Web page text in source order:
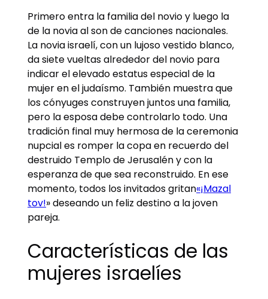
Primero entra la familia del novio y luego la
de la novia al son de canciones nacionales.
La novia israelí, con un lujoso vestido blanco,
da siete vueltas alrededor del novio para
indicar el elevado estatus especial de la
mujer en el judaísmo. También muestra que
los cónyuges construyen juntos una familia,
pero la esposa debe controlarlo todo. Una
tradición final muy hermosa de la ceremonia
nupcial es romper la copa en recuerdo del
destruido Templo de Jerusalén y con la
esperanza de que sea reconstruido. En ese
momento, todos los invitados gritan«¡Mazal
tov!» deseando un feliz destino a la joven
pareja.
Características de las
mujeres israelíes